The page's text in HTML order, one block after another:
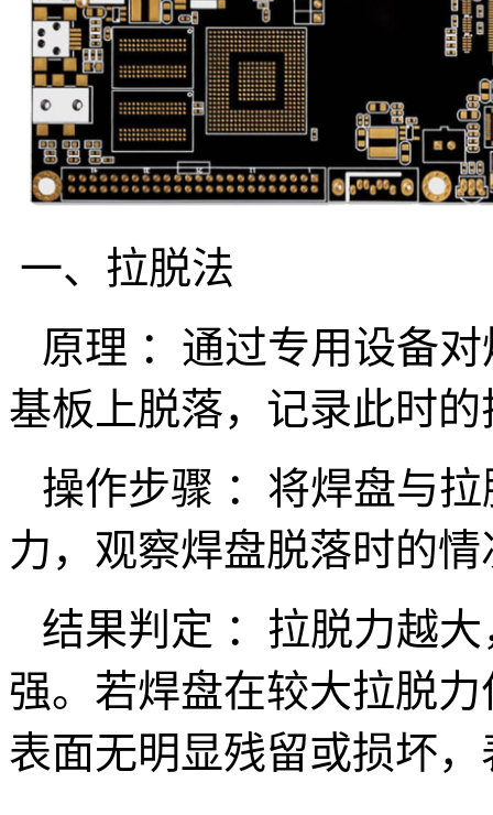
一、拉脱法
原理 ：通过专用设备
基板上脱落，记录此时
操作步骤 ：将焊盘与
力，观察焊盘脱落时的情
结果判定 ：拉脱力越
强。若焊盘在较大拉脱
表面无明显残留或损坏